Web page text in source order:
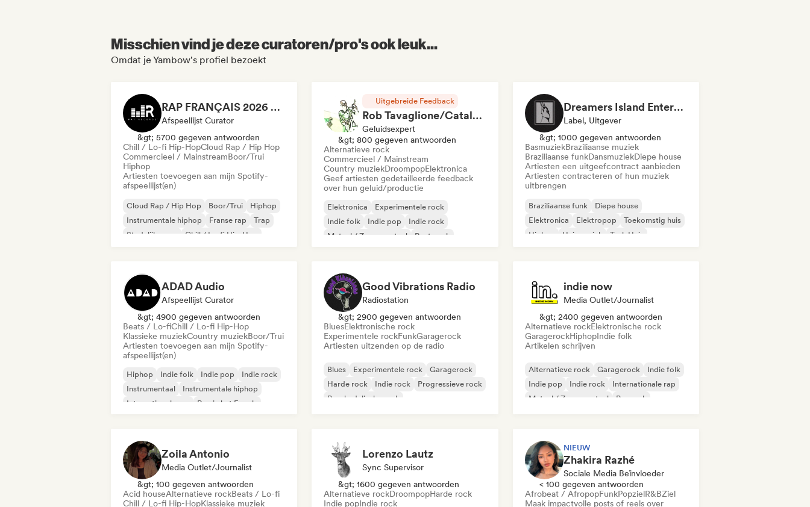
Misschien vind je deze curatoren/pro's ook leuk...
Omdat je Yambow's profiel bezoekt
RAP FRANÇAIS 2026 🔥🇫🇷 (Way Records)
Afspeellijst Curator
&gt; 5700 gegeven antwoorden
Chill / Lo-fi Hip-HopCloud Rap / Hip Hop
Commercieel / MainstreamBoor/Trui
Hiphop
Artiesten toevoegen aan mijn Spotify-
afspeellijst(en)
Cloud Rap / Hip Hop Boor/Trui
Hiphop
Instrumentale hiphop
Franse rap
Trap
Stedelijke pop
Chill / Lo-fi Hip-Hop
Uitgebreide Feedback
Rob Tavaglione/Catalyst Recording
Geluidsexpert
&gt; 800 gegeven antwoorden
Alternatieve rock
Commercieel / Mainstream
Country muziekDroompopElektronica
Geef artiesten gedetailleerde feedback
over hun geluid/productie
Elektronica
Experimentele rock
Indie folk
Indie pop
Indie rock
Metaal / Zwaar metaal
Post punk
Dreamers Island Entertainment
Label, Uitgever
&gt; 1000 gegeven antwoorden
BasmuziekBraziliaanse muziek
Braziliaanse funkDansmuziekDiepe house
Artiesten een uitgeefcontract aanbieden
Artiesten contracteren of hun muziek
uitbrengen
Braziliaanse funk
Diepe house
Elektronica
Elektropop
Toekomstig huis
Hiphop
Huismuziek Tech Huis
ADAD Audio
Afspeellijst Curator
&gt; 4900 gegeven antwoorden
Beats / Lo-fiChill / Lo-fi Hip-Hop
Klassieke muziekCountry muziekBoor/Trui
Artiesten toevoegen aan mijn Spotify-
afspeellijst(en)
Hiphop Indie folk Indie pop
Indie rock
Instrumentaal
Instrumentale hiphop
Internationale rap
Rap in het Engels
Good Vibrations Radio
Radiostation
&gt; 2900 gegeven antwoorden
BluesElektronische rock
Experimentele rockFunkGaragerock
Artiesten uitzenden op de radio
Blues Experimentele rock
Garagerock
Harde rock
Indie rock
Progressieve rock
Psychedelische rock
indie now
Media Outlet/Journalist
&gt; 2400 gegeven antwoorden
Alternatieve rockElektronische rock
GaragerockHiphopIndie folk
Artikelen schrijven
Alternatieve rock Garagerock
Indie folk
Indie pop
Indie rock
Internationale rap
Metaal / Zwaar metaal
Poprock
Zoila Antonio
Media Outlet/Journalist
&gt; 100 gegeven antwoorden
Acid houseAlternatieve rockBeats / Lo-fi
Chill / Lo-fi Hip-HopKlassieke muziek
Lorenzo Lautz
Sync Supervisor
&gt; 1600 gegeven antwoorden
Alternatieve rockDroompopHarde rock
Indie popIndie rock
NIEUW
Zhakira Razhé
Sociale Media Beïnvloeder
< 100 gegeven antwoorden
Afrobeat / AfropopFunkPopzielR&BZiel
Maak impactvolle posts of reels over